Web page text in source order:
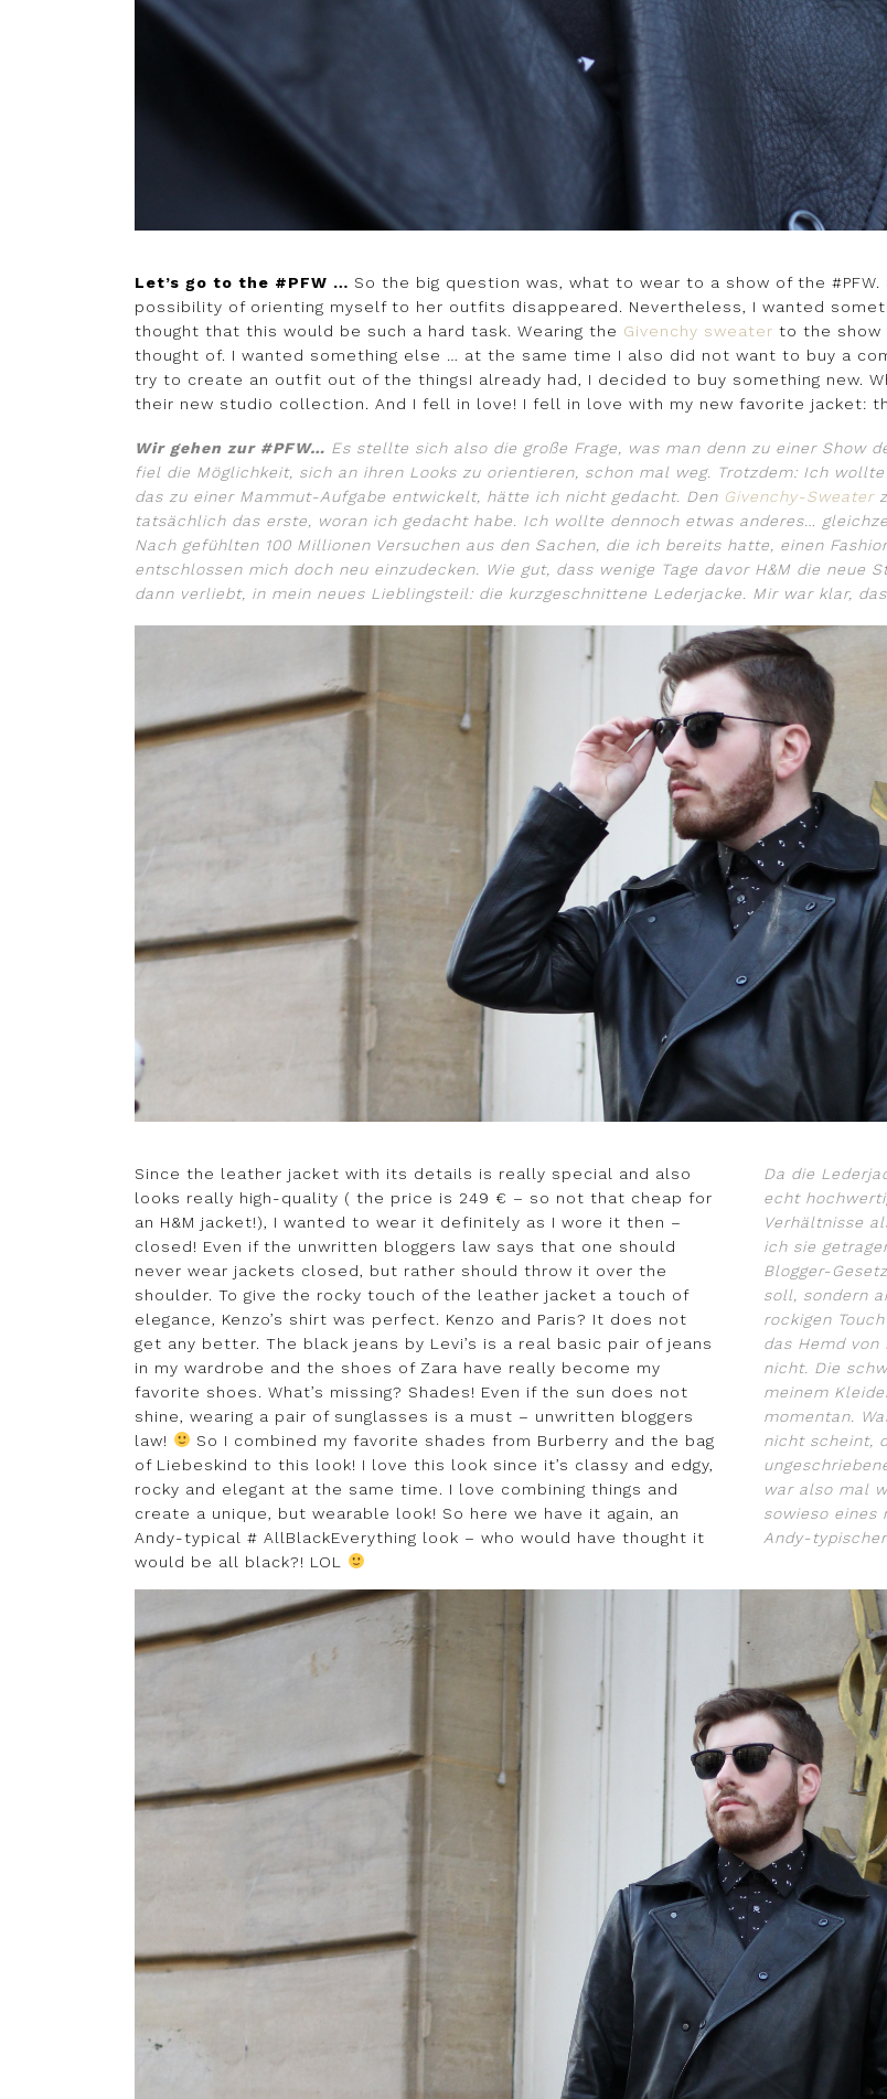
Let’s go to the #PFW … So the big question was, what to wear to a show of the
possibility of orienting myself to her outfits disappeared. Nevertheless, I wanted
thought that this would be such a hard task. Wearing the Givenchy sweater to the show
thought of. I wanted something else … at the same time I also did not want to buy a
try to create an outfit out of the thingsI already had, I decided to buy something new.
their new studio collection. And I fell in love! I fell in love with my new favorite jacket:
Wir gehen zur #PFW… Es stellte sich also die große Frage, was man denn zu einer Show
fiel die Möglichkeit, sich an ihren Looks zu orientieren, schon mal weg. Trotzdem: Ich
das zu einer Mammut-Aufgabe entwickelt, hätte ich nicht gedacht. Den Givenchy-Sweater
tatsächlich das erste, woran ich gedacht habe. Ich wollte dennoch etwas anderes…
Nach gefühlten 100 Millionen Versuchen aus den Sachen, die ich bereits hatte, einen
entschlossen mich doch neu einzudecken. Wie gut, dass wenige Tage davor H&M die
dann verliebt, in mein neues Lieblingsteil: die kurzgeschnittene Lederjacke. Mir war klar,
Since the leather jacket with its details is really special and also
looks really high-quality ( the price is 249 € – so not that cheap for
an H&M jacket!), I wanted to wear it definitely as I wore it then –
closed! Even if the unwritten bloggers law says that one should
never wear jackets closed, but rather should throw it over the
shoulder. To give the rocky touch of the leather jacket a touch of
elegance, Kenzo’s shirt was perfect. Kenzo and Paris? It does not
get any better. The black jeans by Levi’s is a real basic pair of jeans
in my wardrobe and the shoes of Zara have really become my
favorite shoes. What’s missing? Shades! Even if the sun does not
shine, wearing a pair of sunglasses is a must – unwritten bloggers
law!
So I combined my favorite shades from Burberry and the bag
of Liebeskind to this look! I love this look since it’s classy and edgy,
rocky and elegant at the same time. I love combining things and
create a unique, but wearable look! So here we have it again, an
Andy-typical # AllBlackEverything look – who would have thought it
would be all black?! LOL
Da die
echt
Verhältnisse
ich sie
Blogger-
soll, sondern
rockigen
das Hemd von
nicht. Die
meinem
momentan.
nicht scheint,
war also mal
sowieso eines
Andy-